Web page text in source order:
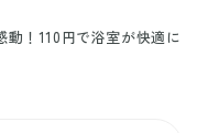
！110円で浴室が快適に